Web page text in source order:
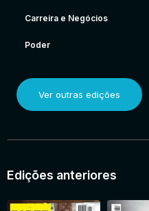
Carreira e Negócios
Poder
Ver outras edições
Edições anteriores